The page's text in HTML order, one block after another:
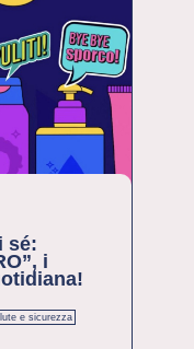
sé:
i
e sicurezza